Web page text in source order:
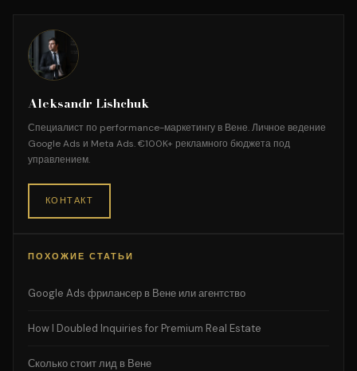
Aleksandr Lishchuk
Специалист по performance-маркетингу в Вене. Личное ведение
Google Ads и Meta Ads. €100K+ рекламного бюджета под
управлением.
КОНТАКТ
ПОХОЖИЕ СТАТЬИ
Google Ads фрилансер в Вене или агентство
How I Doubled Inquiries for Premium Real Estate
Сколько стоит лид в Вене